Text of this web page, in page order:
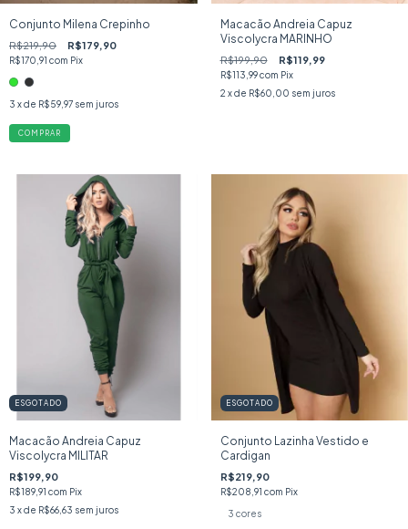
Conjunto Milena Crepinho
R$219,90 R$179,90
R$170,91 com Pix
3 x de R$59,97 sem juros
COMPRAR
Macacão Andreia Capuz
Viscolycra MARINHO
R$199,90 R$119,99
R$113,99com Pix
2 x de R$60,00 sem juros
ESGOTADO
Macacão Andreia Capuz
Viscolycra MILITAR
R$199,90
R$189,91 com Pix
3 x de R$66,63 sem juros
ESGOTADO
Conjunto Lazinha Vestido e
Cardigan
R$219,90
R$208,91 com Pix
3 cores